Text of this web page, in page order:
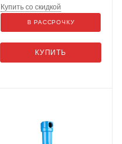
КУПИТЬ
Купить со скидкой
В РАССРОЧКУ